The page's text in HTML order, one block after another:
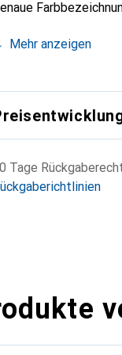
Mehr anzeigen
Tage